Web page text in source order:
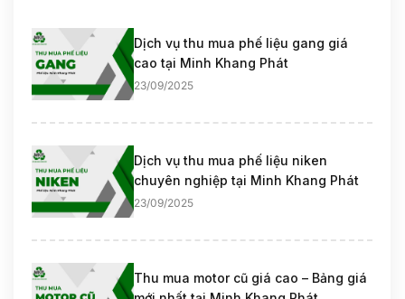
Dịch vụ thu mua phế liệu gang giá
cao tại Minh Khang Phát
23/09/2025
Dịch vụ thu mua phế liệu niken
chuyên nghiệp tại Minh Khang Phát
23/09/2025
Thu mua motor cũ giá cao – Bảng giá